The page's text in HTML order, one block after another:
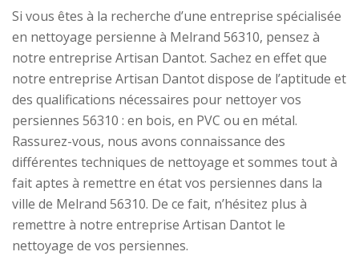
Si vous êtes à la recherche d’une entreprise spécialisée
en nettoyage persienne à Melrand 56310, pensez à
notre entreprise Artisan Dantot. Sachez en effet que
notre entreprise Artisan Dantot dispose de l’aptitude et
des qualifications nécessaires pour nettoyer vos
persiennes 56310 : en bois, en PVC ou en métal.
Rassurez-vous, nous avons connaissance des
différentes techniques de nettoyage et sommes tout à
fait aptes à remettre en état vos persiennes dans la
ville de Melrand 56310. De ce fait, n’hésitez plus à
remettre à notre entreprise Artisan Dantot le
nettoyage de vos persiennes.